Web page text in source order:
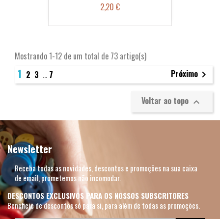
2,20 €
Mostrando 1-12 de um total de 73 artigo(s)
1 2 3 … 7 Próximo 
Voltar ao topo 
Newsletter
Receba todas as novidades, descontos e promoções na sua caixa
de email, prometemos não incomodar.
DESCONTOS EXCLUSIVOS PARA OS NOSSOS SUBSCRITORES
Beneficie de descontos só para si, para além de todas as promoções.